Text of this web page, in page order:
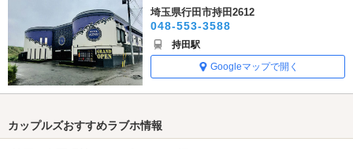
埼玉県行田市持田2612
048-553-3588
持田駅
Googleマップで開く
カップルズおすすめラブホ情報